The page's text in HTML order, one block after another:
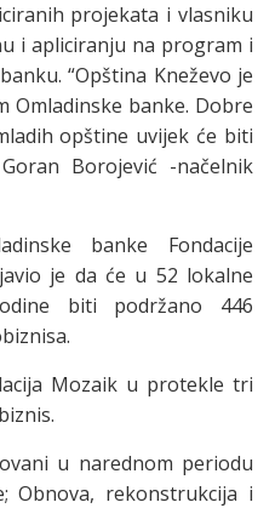
projekata i vlasniku
i apliciranju na program i
“Opština Kneževo je
Omladinske banke. Dobre
opštine uvijek će biti
Borojević -načelnik
banke Fondacije
je da će u 52 lokalne
biti podržano 446
Mozaik u protekle tri
u narednom periodu
Obnova, rekonstrukcija i